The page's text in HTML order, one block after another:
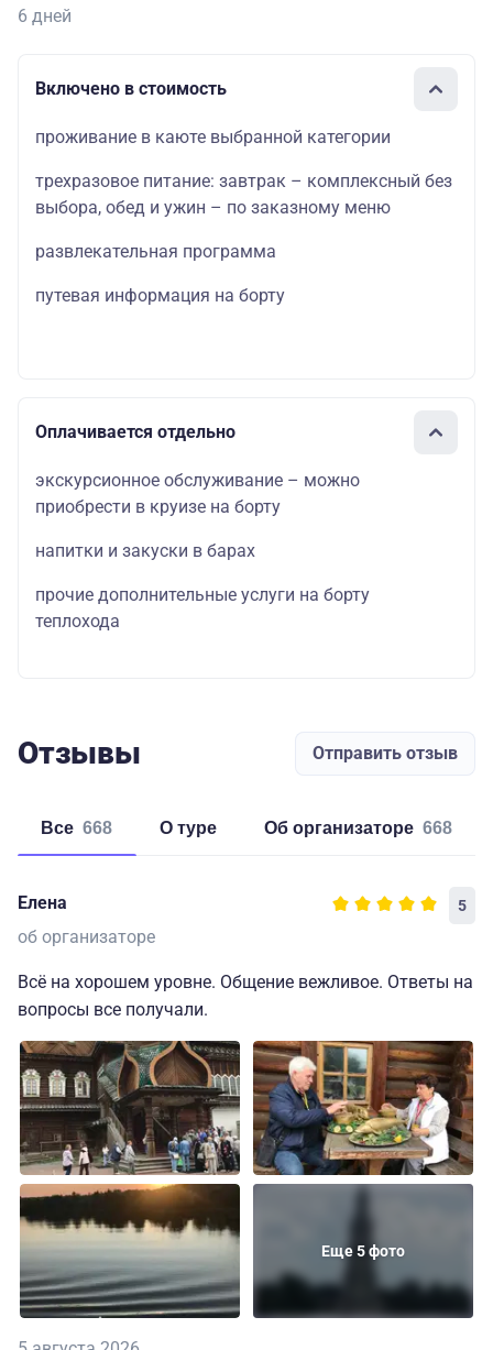
6 дней
Включено в стоимость
проживание в каюте выбранной категории
трехразовое питание: завтрак – комплексный без
выбора, обед и ужин – по заказному меню
развлекательная программа
путевая информация на борту
Оплачивается отдельно
экскурсионное обслуживание – можно
приобрести в круизе на борту
напитки и закуски в барах
прочие дополнительные услуги на борту
теплохода
Отзывы Отправить отзыв
Все 668 о туре об организаторе 668
Елена 5
об организаторе
Всё на хорошем уровне. Общение вежливое. Ответы на
вопросы все получали.
Еще 5 фото